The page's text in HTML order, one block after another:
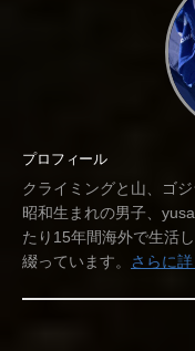
プロフィール
クライミングと山、ゴ
昭和生まれの男子、
たり15年間海外で生活
綴っています。
さらに